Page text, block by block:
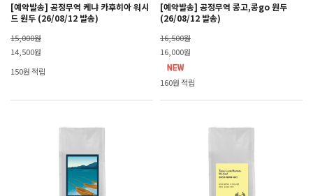
[예약발송] 공정무역 케냐 카후히아 워시
드 원두 (26/08/12 발송)
15,000원
14,500원
150원 적립
[예약발송] 공정무역 콩고,콩go 원두
(26/08/12 발송)
16,500원
16,000원
160원 적립